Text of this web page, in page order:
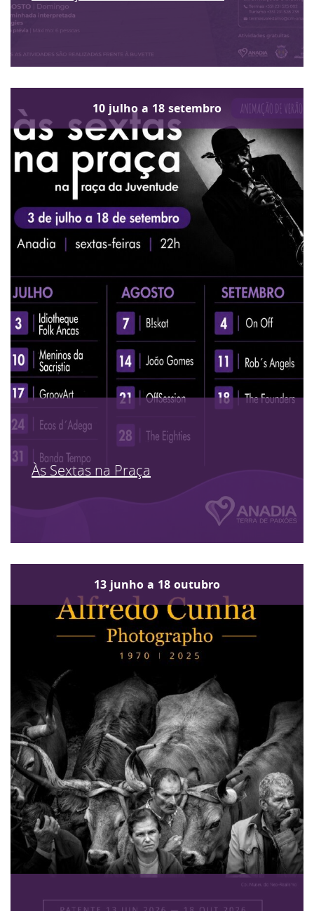
10 julho a 18 setembro
Às Sextas na Praça
13 junho a 18 outubro